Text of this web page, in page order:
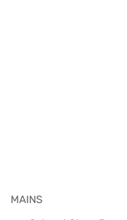
MAINS